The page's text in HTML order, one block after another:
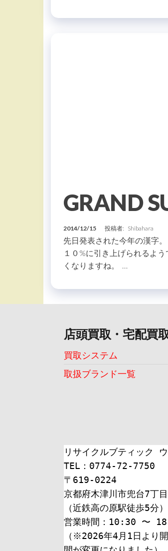
GRAND
2014/12/15 投稿者: Shibahara
先日発表された今年の漢字
１０%に引き上げられるよ
くなりますね。 …
店頭買取・宅配買
買取システム
取扱ブランド一覧
リサイクルブティック
TEL：0774-72-7750
〒619-0224
京都府木津川市兜台7丁
（近鉄高の原駅徒歩5分）
営業時間：10:30 〜
（※2026年4月1日より